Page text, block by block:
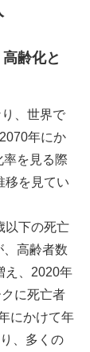
齢化と
、世界で
年にか
率を見る際
移を見てい
以下の死亡
高齢者数
え、2020年
に死亡者
にかけて年
、多くの